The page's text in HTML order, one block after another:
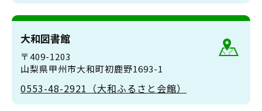
大和図書館
〒409-1203
山梨県甲州市大和町初鹿野1693-1
0553-48-2921（大和ふるさと会館）